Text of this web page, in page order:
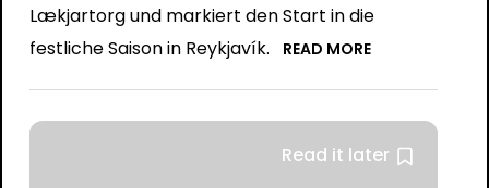
Lækjartorg und markiert den Start in die
festliche Saison in Reykjavík.
READ MORE
Read it later